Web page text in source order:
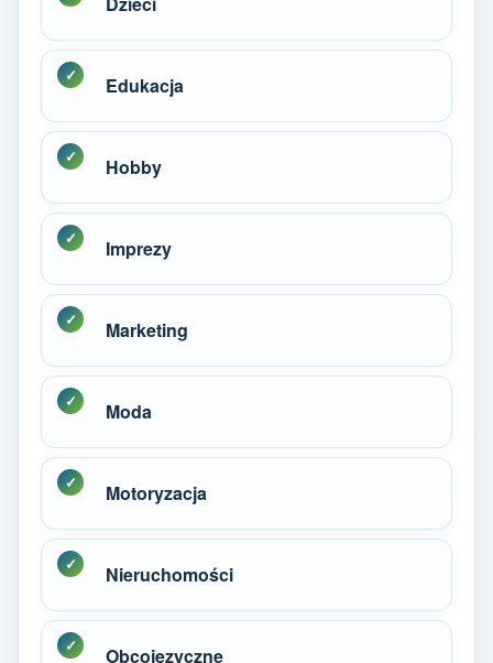
Edukacja
Hobby
Imprezy
Marketing
Moda
Motoryzacja
Nieruchomości
Obcojęzyczne